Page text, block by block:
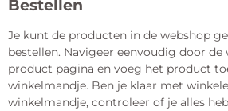
Bestellen
Je kunt de producten in de webshop
bestellen. Navigeer eenvoudig door de
product pagina en voeg het product
winkelmandje. Ben je klaar met
winkelmandje, controleer of je alles